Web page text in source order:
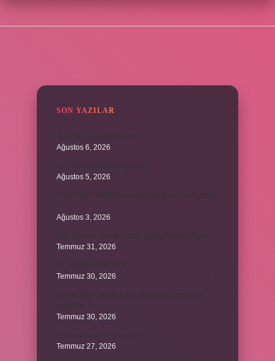
SON YAZILAR
Burs hangi tarihte kesilir ?
Ağustos 6, 2026
Avcı böreği fırında pişer mi ?
Ağustos 5, 2026
6 aylık bir bebeğe balkabağı çorbası nasıl yapılır
?
Ağustos 3, 2026
Sen Ağlama İstanbul’daki şarkıyı kim söylüyor ?
Temmuz 31, 2026
Itır yaprağı yenir mi ?
Temmuz 30, 2026
40 bin İhlâs okurken her defasında besmele
Temmuz 30, 2026
Temmuz 27, 2026